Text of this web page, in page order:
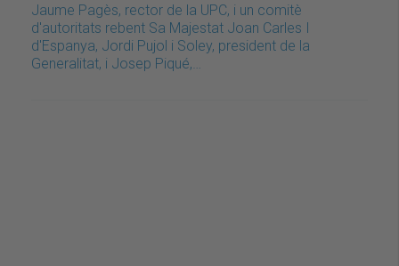
Jaume Pagès, rector de la UPC, i un comitè
d'autoritats rebent Sa Majestat Joan Carles I
d'Espanya, Jordi Pujol i Soley, president de la
Generalitat, i Josep Piqué,…